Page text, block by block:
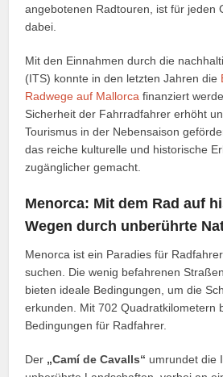
angebotenen Radtouren, ist für jeden
dabei.
Mit den Einnahmen durch die
(ITS) konnte in den letzten Jahren die
Radwege auf Mallorca finanziert
Sicherheit der Fahrradfahrer erhöht
Tourismus in der Nebensaison
das reiche kulturelle und historische
zugänglicher gemacht.
Menorca: Mit dem Rad auf
Wegen durch unberührte
Menorca ist ein Paradies für
suchen. Die wenig befahrenen
bieten ideale Bedingungen, um die
erkunden. Mit 702 Quadratkilometern
Bedingungen für Radfahrer.
Der „Camí de Cavalls“ umrundet die